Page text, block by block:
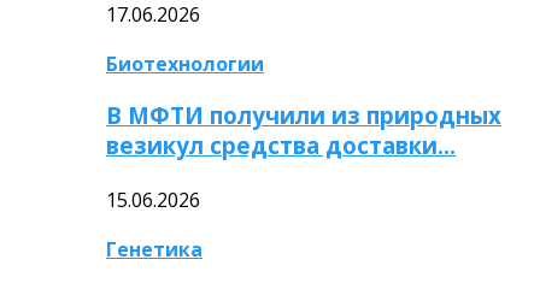
17.06.2026
Биотехнологии
В МФТИ получили из природных
везикул средства доставки…
15.06.2026
Генетика